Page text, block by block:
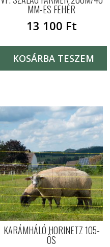
MM-ES FEHÉR
13 100 Ft
KOSÁRBA TESZEM
KARÁMHÁLÓ HORINETZ 105-
ÖS